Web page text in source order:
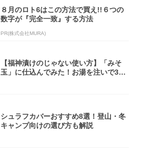
８月のロト6はこの方法で買え!!６つの
数字が『完全一致』する方法
PR(株式会社MURA)
【福神漬けのじゃない使い方】「みそ
玉」に仕込んでみた！お湯を注いで30
シュラフカバーおすすめ8選！登山・冬
キャンプ向けの選び方も解説